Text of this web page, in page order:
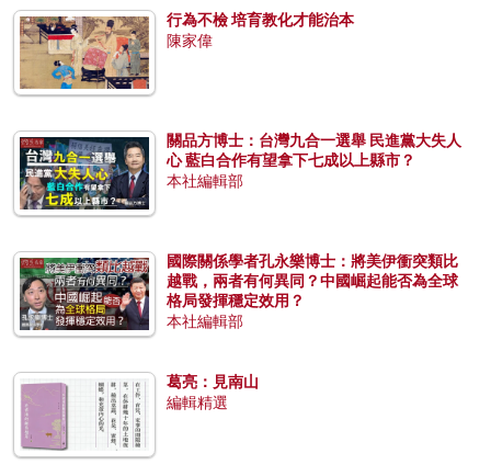
行為不檢 培育教化才能治本
陳家偉
關品方博士：台灣九合一選舉 民進黨大失人
心 藍白合作有望拿下七成以上縣市？
本社編輯部
國際關係學者孔永樂博士：將美伊衝突類比
越戰，兩者有何異同？中國崛起能否為全球
格局發揮穩定效用？
本社編輯部
葛亮：見南山
編輯精選